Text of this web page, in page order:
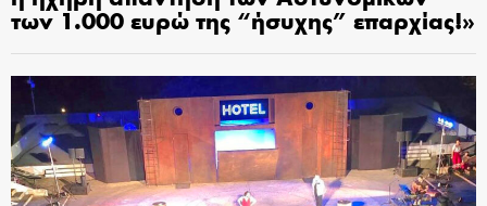
των 1.000 ευρώ της “ήσυχης” επαρχίας!»